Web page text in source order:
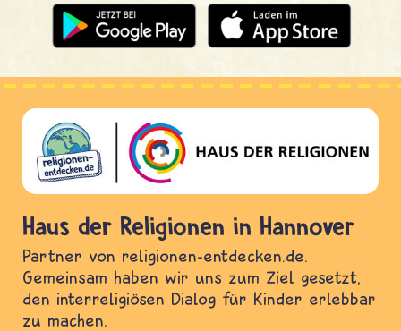
Haus der Religionen in Hannover
Partner von religionen-entdecken.de.
Gemeinsam haben wir uns zum Ziel gesetzt,
den interreligiösen Dialog für Kinder erlebbar
zu machen.